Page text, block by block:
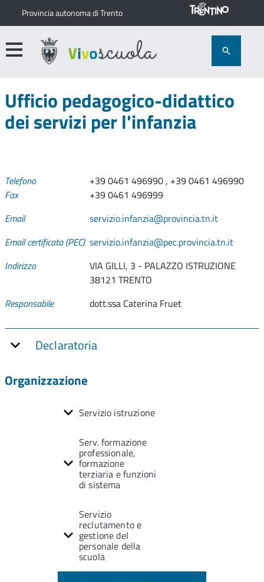
Provincia autonoma di Trento
Ufficio pedagogico-didattico
dei servizi per l'infanzia
Telefono
+39 0461 496990 , +39 0461 496990
Fax
+39 0461 496999
Email
servizio.infanzia@provincia.tn.it
Email certificata (PEC) servizio.infanzia@pec.provincia.tn.it
Indirizzo
VIA GILLI, 3 - PALAZZO ISTRUZIONE
38121 TRENTO
Responsabile
dott.ssa Caterina Fruet
Declaratoria
Organizzazione
Servizio istruzione
Serv. formazione
professionale,
formazione
terziaria e funzioni
di sistema
Servizio
reclutamento e
gestione del
personale della
scuola